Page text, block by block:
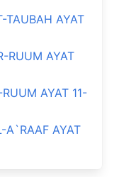
AYAT
RUUM AYAT
AYAT 11-
AYAT